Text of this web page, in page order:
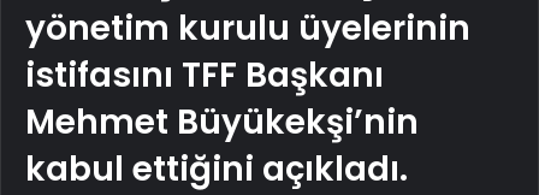
yönetim kurulu üyelerinin
istifasını TFF Başkanı
Mehmet Büyükekşi’nin
kabul ettiğini açıkladı.